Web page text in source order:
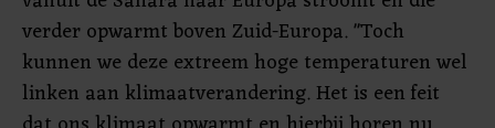
verder opwarmt boven Zuid-Europa. "Toch
kunnen we deze extreem hoge temperaturen wel
linken aan klimaatverandering. Het is een feit